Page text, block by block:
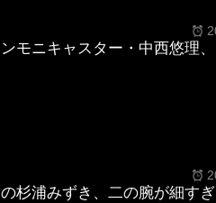
モニキャスター・中西悠理
杉浦みずき、二の腕が細す